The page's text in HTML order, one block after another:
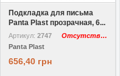
Подкладка для письма
Panta Plast прозрачная, 6...
Артикул: 2747
Отсутствует
Panta Plast
656,40 грн